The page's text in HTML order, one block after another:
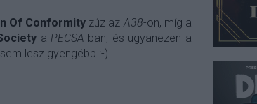
Of Conformityzúz az A38-on, míg a
a PECSA-ban, és ugyanezen a
lesz gyengébb :-)